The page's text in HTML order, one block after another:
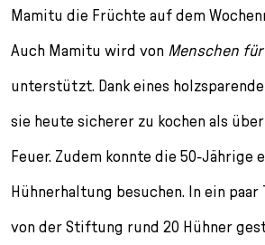
Mamitu die Früchte auf dem
Auch Mamitu wird von Menschen
unterstützt. Dank eines
sie heute sicherer zu kochen als
Feuer. Zudem konnte die 50-Jährige
Hühnerhaltung besuchen. In ein paar
von der Stiftung rund 20 Hühner